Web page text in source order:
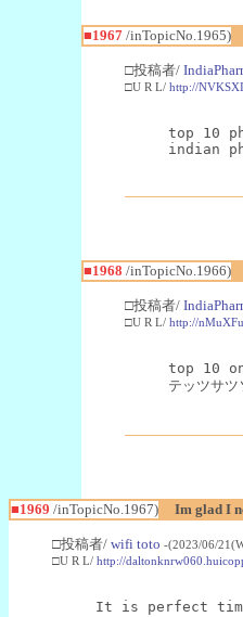
■1967/inTopicNo.1965)
□投稿者/
□U R L/ http://
top 10
indian
■1968 /inTopicNo.1966)
□投稿者/
□U R L/ http://
top 10
テッツ
■1969 /inTopicNo.1967) Im glad I
□投稿者/ wifi toto -(2023/06/
□U R L/ http://
It is perfect